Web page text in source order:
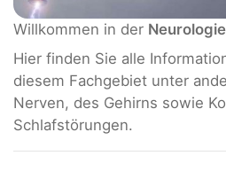
Willkommen in der Neurologie
Hier finden Sie alle
diesem Fachgebiet unter
Nerven, des Gehirns sowie
Schlafstörungen.